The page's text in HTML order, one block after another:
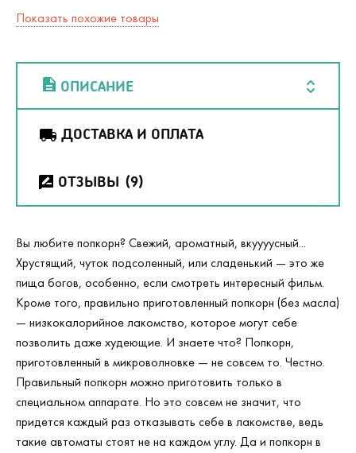
Показать похожие товары
ОПИСАНИЕ
ДОСТАВКА И ОПЛАТА
ОТЗЫВЫ (9)
Вы любите попкорн? Свежий, ароматный, вкуууусный...
Хрустящий, чуток подсоленный, или сладенький — это же
пища богов, особенно, если смотреть интересный фильм.
Кроме того, правильно приготовленный попкорн (без масла)
— низкокалорийное лакомство, которое могут себе
позволить даже худеющие. И знаете что? Попкорн,
приготовленный в микроволновке — не совсем то. Честно.
Правильный попкорн можно приготовить только в
специальном аппарате. Но это совсем не значит, что
придется каждый раз отказывать себе в лакомстве, ведь
такие автоматы стоят не на каждом углу. Да и попкорн в